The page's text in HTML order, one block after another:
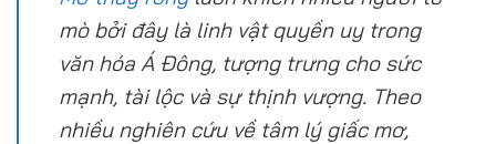
mò bởi đây là linh vật quyền uy trong
văn hóa Á Đông, tượng trưng cho sức
mạnh, tài lộc và sự thịnh vượng. Theo
nhiều nghiên cứu về tâm lý giấc mơ,